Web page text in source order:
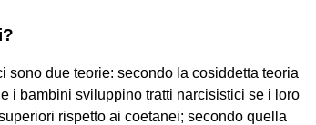
sono due teorie: secondo la cosiddetta teoria
i bambini sviluppino tratti narcisistici se i loro
rispetto ai coetanei; secondo quella